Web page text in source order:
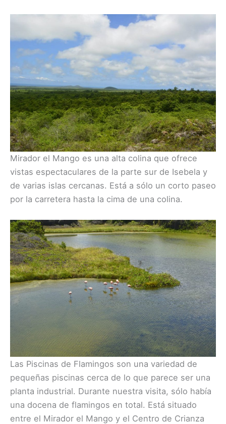
Mirador el Mango es una alta colina que ofrece
vistas espectaculares de la parte sur de Isebela y
de varias islas cercanas. Está a sólo un corto paseo
por la carretera hasta la cima de una colina.
Las Piscinas de Flamingos son una variedad de
pequeñas piscinas cerca de lo que parece ser una
planta industrial. Durante nuestra visita, sólo había
una docena de flamingos en total. Está situado
entre el Mirador el Mango y el Centro de Crianza